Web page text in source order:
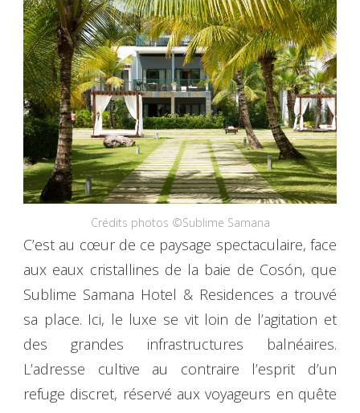
Crédits photos ©Sublime Samana
C’est au cœur de ce paysage spectaculaire, face
aux eaux cristallines de la baie de Cosón, que
Sublime Samana Hotel & Residences a trouvé
sa place. Ici, le luxe se vit loin de l’agitation et
des grandes infrastructures balnéaires.
L’adresse cultive au contraire l’esprit d’un
refuge discret, réservé aux voyageurs en quête